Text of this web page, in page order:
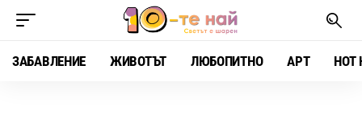
ЗАБАВЛЕНИЕ ЖИВОТЪТ ЛЮБОПИТНО АРТ HOT